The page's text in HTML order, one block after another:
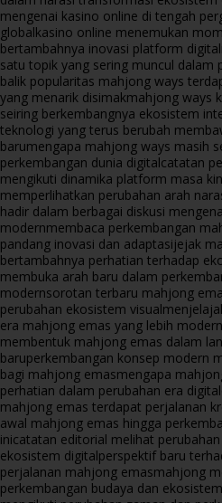
mengenai kasino online di tengah
globalkasino online menemukan
bertambahnya inovasi platform digital
satu topik yang sering muncul dalam
balik popularitas mahjong ways
yang menarik disimakmahjong ways
seiring berkembangnya ekosistem
teknologi yang terus berubah
barumengapa mahjong ways masih
perkembangan dunia digitalcatatan
mengikuti dinamika platform masa
memperlihatkan perubahan arah
hadir dalam berbagai diskusi
modernmembaca perkembangan
pandang inovasi dan adaptasijejak
bertambahnya perhatian terhadap
membuka arah baru dalam
modernsorotan terbaru mahjong
perubahan ekosistem visual
era mahjong emas yang lebih modern
membentuk mahjong emas dalam
baruperkembangan konsep modern
bagi mahjong emasmengapa
perhatian dalam perubahan era digital
mahjong emas terdapat perjalanan
awal mahjong emas hingga
inicatatan editorial melihat
ekosistem digitalperspektif baru
perjalanan mahjong emasmahjong
perkembangan budaya dan